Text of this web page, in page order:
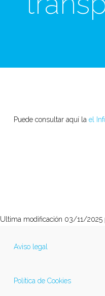
Puede consultar aquí la el
Ultima modificación 03/11/2025
Aviso legal
Política de Cookies